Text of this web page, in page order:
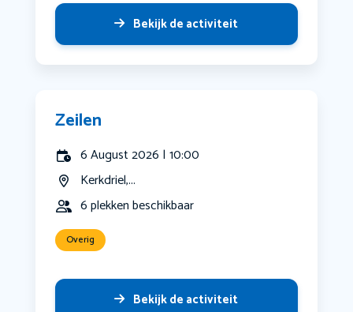
Bekijk de activiteit
Zeilen
6 August 2026 | 10:00
Kerkdriel,...
6 plekken beschikbaar
Overig
Bekijk de activiteit